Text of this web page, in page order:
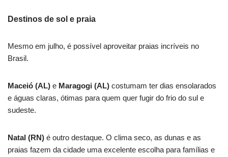
Destinos de sol e praia
Mesmo em julho, é possível aproveitar praias incríveis no
Brasil.
Maceió (AL) e Maragogi (AL) costumam ter dias ensolarados
e águas claras, ótimas para quem quer fugir do frio do sul e
sudeste.
Natal (RN) é outro destaque. O clima seco, as dunas e as
praias fazem da cidade uma excelente escolha para famílias e